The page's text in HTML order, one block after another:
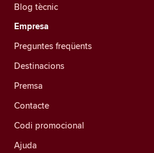
Blog tècnic
Empresa
Preguntes freqüents
Destinacions
Premsa
Contacte
Codi promocional
Ajuda